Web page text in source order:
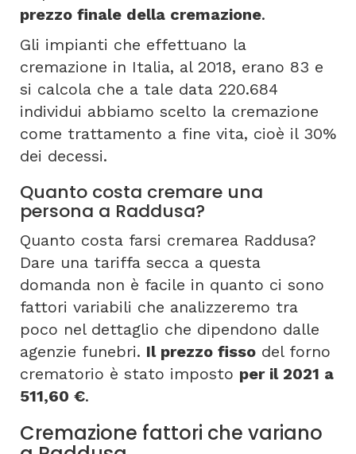
prezzo finale della cremazione.
Gli impianti che effettuano la
cremazione in Italia, al 2018, erano 83 e
si calcola che a tale data 220.684
individui abbiamo scelto la cremazione
come trattamento a fine vita, cioè il 30%
dei decessi.
Quanto costa cremare una
persona a Raddusa?
Quanto costa farsi cremarea Raddusa?
Dare una tariffa secca a questa
domanda non è facile in quanto ci sono
fattori variabili che analizzeremo tra
poco nel dettaglio che dipendono dalle
agenzie funebri. Il prezzo fisso del forno
crematorio è stato imposto per il 2021 a
511,60 €.
Cremazione fattori che variano